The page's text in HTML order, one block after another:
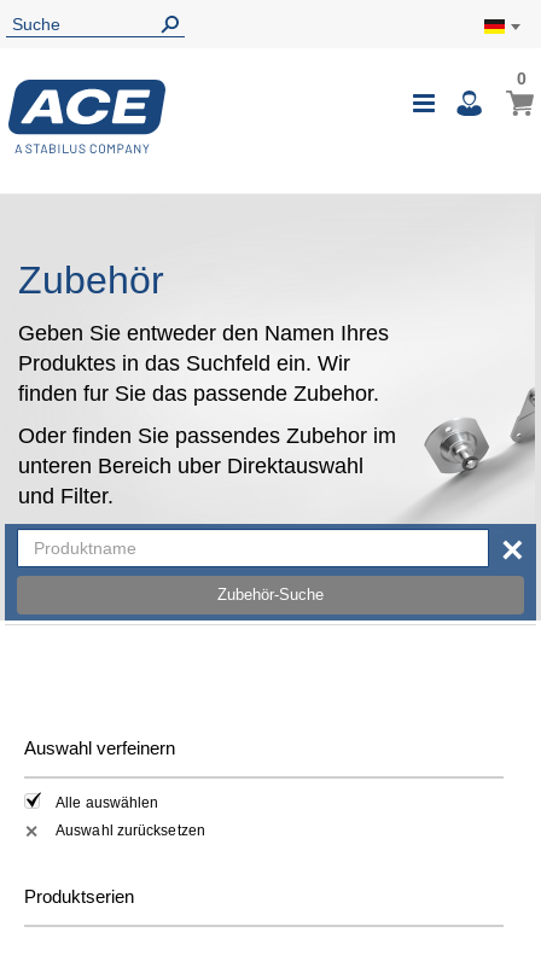
00
Zubehör
Geben Sie entweder den Namen Ihres
Produktes in das Suchfeld ein. Wir
finden fur Sie das passende Zubehor.
Oder finden Sie passendes Zubehor im
unteren Bereich uber Direktauswahl
und Filter.
Zubehör-Suche
×
Auswahl verfeinern
Alle auswählen
✕ Auswahl zurücksetzen
Produktserien